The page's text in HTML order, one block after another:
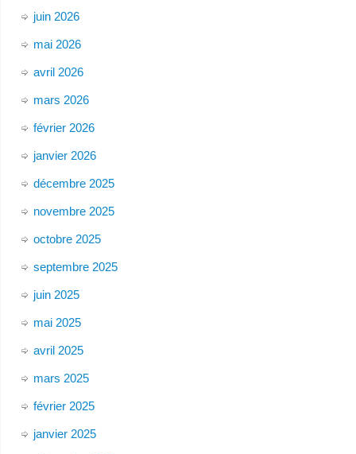
juin 2026
mai 2026
avril 2026
mars 2026
février 2026
janvier 2026
décembre 2025
novembre 2025
octobre 2025
septembre 2025
juin 2025
mai 2025
avril 2025
mars 2025
février 2025
janvier 2025